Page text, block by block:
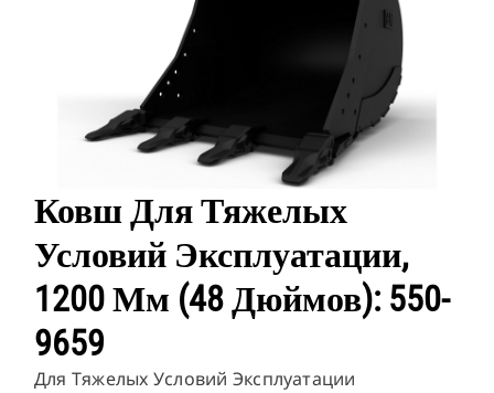
Ковш Для Тяжелых
Условий Эксплуатации,
1200 Мм (48 Дюймов): 550-
9659
Для Тяжелых Условий Эксплуатации